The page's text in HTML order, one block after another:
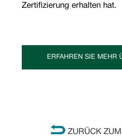
Zertifizierung erhalten hat.
ERFAHREN SIE MEHR
ZURÜCK ZUM